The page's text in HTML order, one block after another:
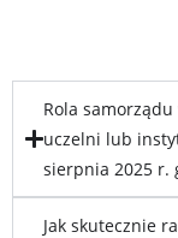
Rola
uczelni lub
sierpnia 2025 r.
Jak skutecznie